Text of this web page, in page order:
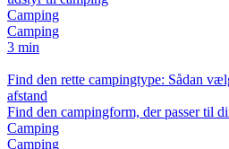
Camping
Camping
3 min
Find den rette campingtype: Sådan
afstand
Find den campingform, der passer til
Camping
Camping